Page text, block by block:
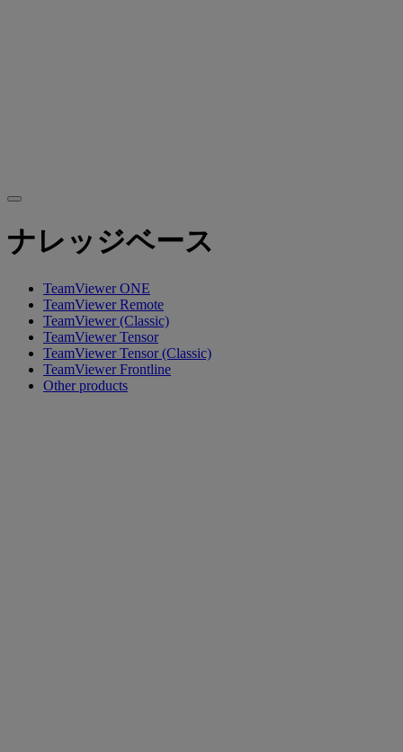
ナレッジベース
TeamViewer ONE
TeamViewer Remote
TeamViewer (Classic)
TeamViewer Tensor
TeamViewer Tensor (Classic)
TeamViewer Frontline
Other products